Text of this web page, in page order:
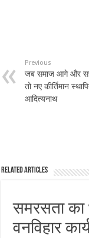
Previous
जब समाज आगे और
तो नए कीर्तिमान
आदित्यनाथ
Related Articles
समरसता का
वनविहार